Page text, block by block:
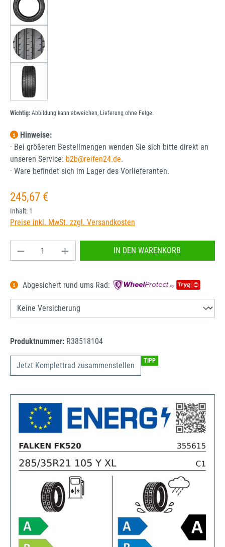
Wichtig: Abbildung kann abweichen, Lieferung ohne Felge.
Hinweise:
· Bei größeren Bestellmengen wenden Sie sich bitte direkt an
unseren Service: b2b@reifen24.de.
· Ware befindet sich im Lager des Vorlieferanten.
Regulärer Preis:
245,67 €
Inhalt: 1
Preise inkl. MwSt. zzgl. Versandkosten
Produkt Anzahl: Gib den gewünschten Wert
IN DEN WARENKORB
Abgesichert rund ums Rad:
Produktnummer: R38518104
Jetzt Komplettrad zusammenstellen TIPP